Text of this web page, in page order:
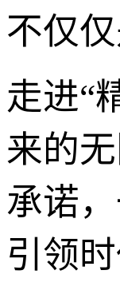
不仅
走进“
来的
承诺
引领时